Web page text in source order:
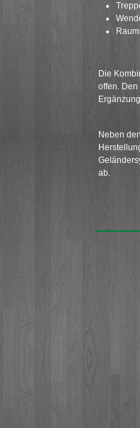
Die
offen.
Neben
ab.